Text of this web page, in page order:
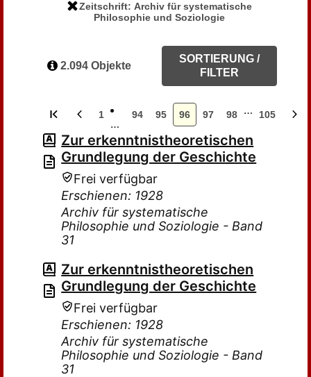
Zeitschrift: Archiv für systematische
Philosophie und Soziologie
2.094 Objekte
SORTIERUNG /
FILTER
1
…
94 95 96 97 98 … 105
Zur erkenntnistheoretischen
Grundlegung der Geschichte
Frei verfügbar
Erschienen: 1928
Archiv für systematische
Philosophie und Soziologie - Band
31
Zur erkenntnistheoretischen
Grundlegung der Geschichte
Frei verfügbar
Erschienen: 1928
Archiv für systematische
Philosophie und Soziologie - Band
31